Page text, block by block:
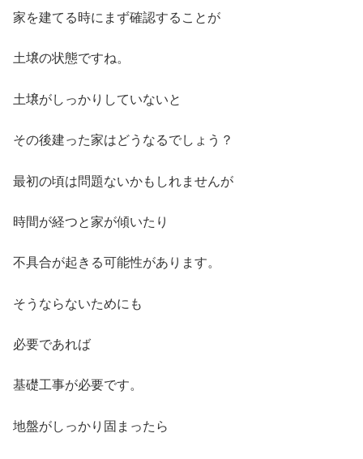
家を建てる時にまず確認することが
土壌の状態ですね。
土壌がしっかりしていないと
その後建った家はどうなるでしょう？
最初の頃は問題ないかもしれませんが
時間が経つと家が傾いたり
不具合が起きる可能性があります。
そうならないためにも
必要であれば
基礎工事が必要です。
地盤がしっかり固まったら